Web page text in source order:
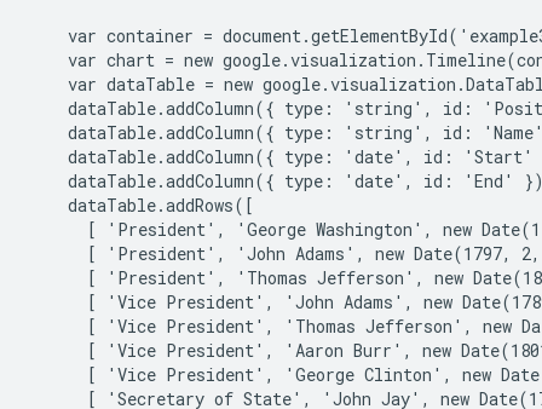
var container =
var chart = new
var dataTable = new
dataTable.addColumn({ type: 'string', id:
dataTable.addColumn({ type: 'string', id:
dataTable.addColumn({ type: 'date', id: 'Start'
dataTable.addColumn({ type: 'date', id: 'End'
    dataTable.addRows([
[ 'President', 'George Washington', new
[ 'President', 'John Adams', new Date(1797,
[ 'President', 'Thomas Jefferson', new
[ 'Vice President', 'John Adams', new
[ 'Vice President', 'Thomas Jefferson', new
[ 'Vice President', 'Aaron Burr', new
[ 'Vice President', 'George Clinton', new
[ 'Secretary of State', 'John Jay', new